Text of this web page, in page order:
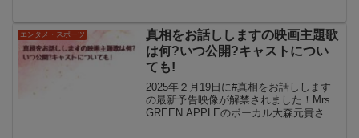
も議論が広がっています。特に今年は
FRUIT...
エンタメ・スポーツ
真相をお話ししますの映画主題歌
は何?いつ公開?キャストについ
ても!
2025年２月19日に#真相をお話しします
の最新予告映像が解禁されました！Mrs.
GREEN APPLEのボーカル大森元貴さん